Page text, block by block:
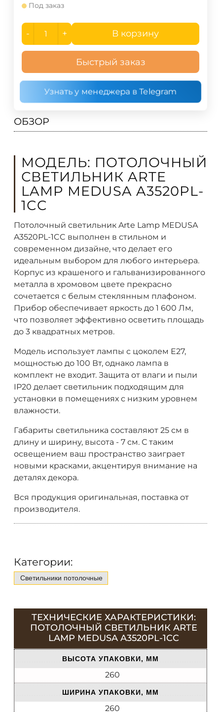
Под заказ
- + В корзину
Быстрый заказ
Узнать у менеджера в Telegram
ОБЗОР
МОДЕЛЬ: ПОТОЛОЧНЫЙ
СВЕТИЛЬНИК ARTE
LAMP MEDUSA A3520PL-
1CC
Потолочный светильник Arte Lamp MEDUSA
A3520PL-1CC выполнен в стильном и
современном дизайне, что делает его
идеальным выбором для любого интерьера.
Корпус из крашеного и гальванизированного
металла в хромовом цвете прекрасно
сочетается с белым стеклянным плафоном.
Прибор обеспечивает яркость до 1 600 Лм,
что позволяет эффективно осветить площадь
до 3 квадратных метров.
Модель использует лампы с цоколем E27,
мощностью до 100 Вт, однако лампа в
комплект не входит. Защита от влаги и пыли
IP20 делает светильник подходящим для
установки в помещениях с низким уровнем
влажности.
Габариты светильника составляют 25 см в
длину и ширину, высота - 7 см. С таким
освещением ваш пространство заиграет
новыми красками, акцентируя внимание на
деталях декора.
Вся продукция оригинальная, поставка от
производителя.
Категории:
Светильники потолочные
ТЕХНИЧЕСКИЕ ХАРАКТЕРИСТИКИ:
ПОТОЛОЧНЫЙ СВЕТИЛЬНИК ARTE
LAMP MEDUSA A3520PL-1CC
ВЫСОТА УПАКОВКИ, ММ
260
ШИРИНА УПАКОВКИ, ММ
260